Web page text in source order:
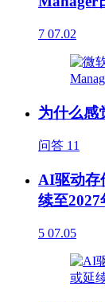
7 07.02
为什么感
问答 11
AI驱动存
续至2027
5 07.05